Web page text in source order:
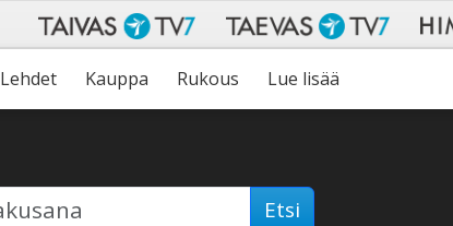
Lehdet Kauppa Rukous Lue lisää
Etsi